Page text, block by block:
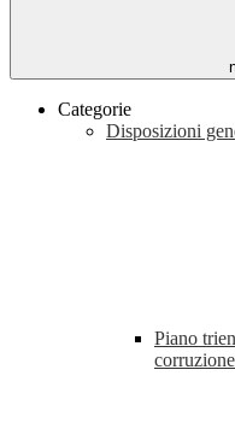
Categorie
Disposizioni
Piano